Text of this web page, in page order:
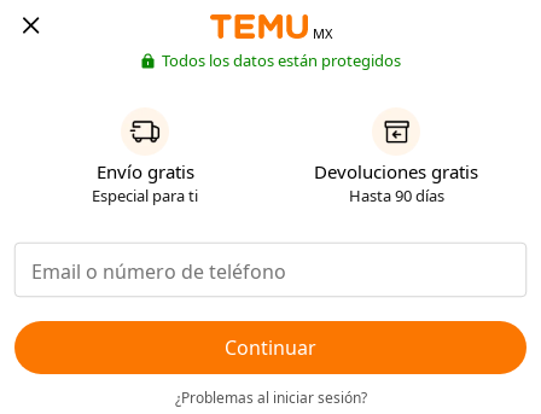
MX
Todos los datos están protegidos
Envío gratis
Especial para ti
Devoluciones gratis
Hasta 90 días
Continuar
¿Problemas al iniciar sesión?